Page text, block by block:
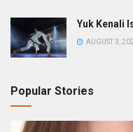
Yuk Kenali
AUGUST 3,
Popular Stories